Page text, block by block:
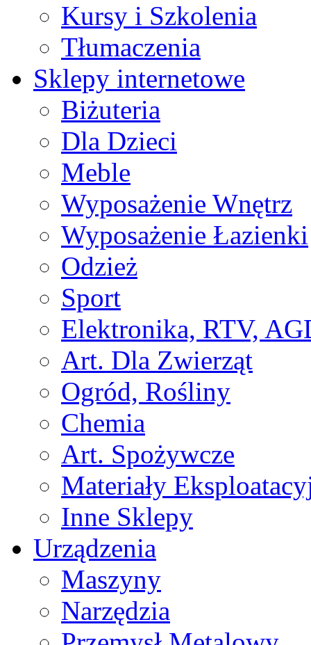
Kursy i Szkolenia
Tłumaczenia
Sklepy internetowe
Biżuteria
Dla Dzieci
Meble
Wyposażenie Wnętrz
Wyposażenie Łazienki
Odzież
Sport
Elektronika, RTV,
Art. Dla Zwierząt
Ogród, Rośliny
Chemia
Art. Spożywcze
Materiały
Inne Sklepy
Urządzenia
Maszyny
Narzędzia